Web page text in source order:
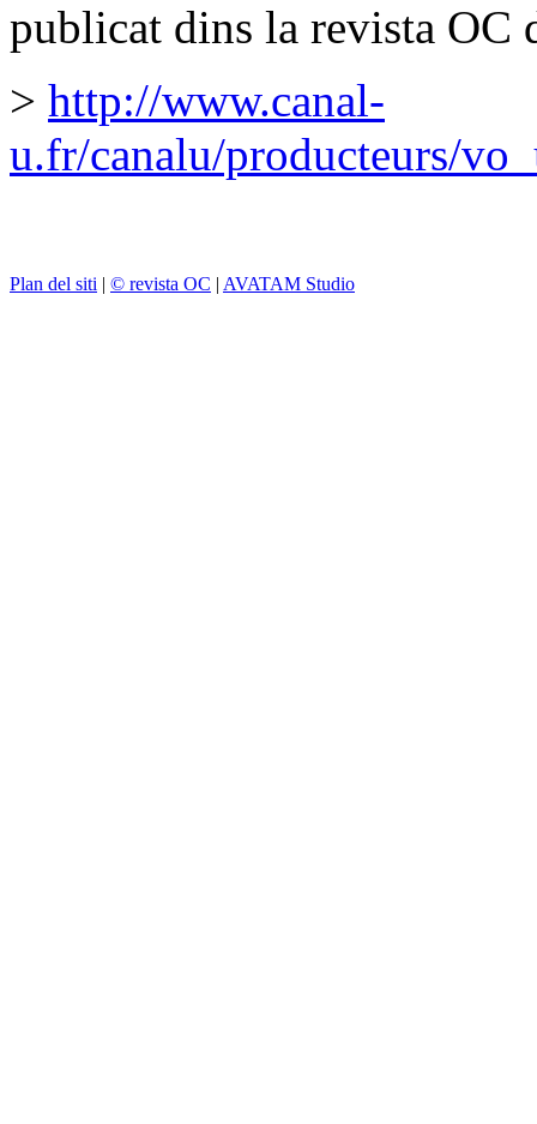
publicat dins la revista OC
> http://www.canal-
u.fr/canalu/producteurs/
Plan del siti | © revista OC | AVATAM Studio